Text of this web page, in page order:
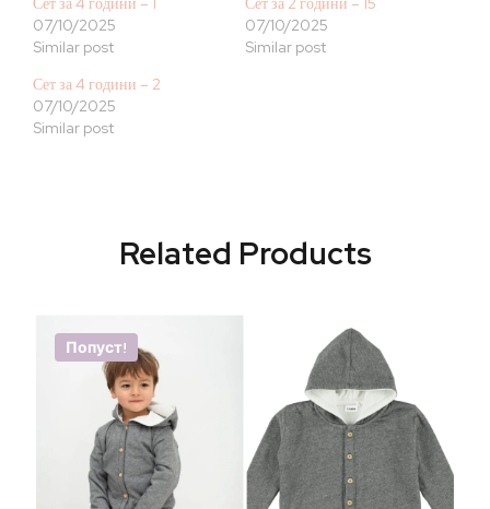
07/10/2025
Similar post
07/10/2025
Similar post
Сет за 4 години – 2
07/10/2025
Similar post
Related Products
Попуст!